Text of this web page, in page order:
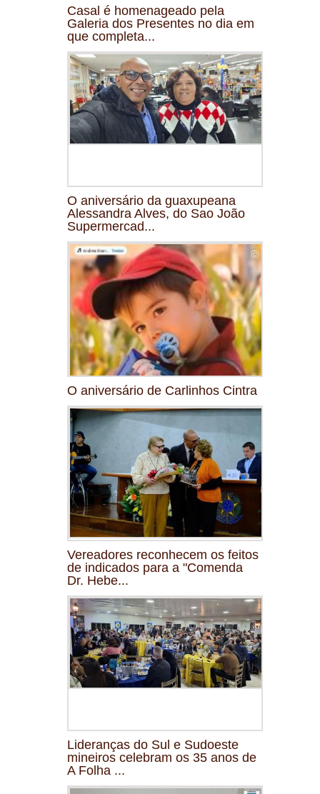
Casal é homenageado pela
Galeria dos Presentes no dia em
que completa...
O aniversário da guaxupeana
Alessandra Alves, do Sao João
Supermercad...
O aniversário de Carlinhos Cintra
Vereadores reconhecem os feitos
de indicados para a "Comenda
Dr. Hebe...
Lideranças do Sul e Sudoeste
mineiros celebram os 35 anos de
A Folha ...